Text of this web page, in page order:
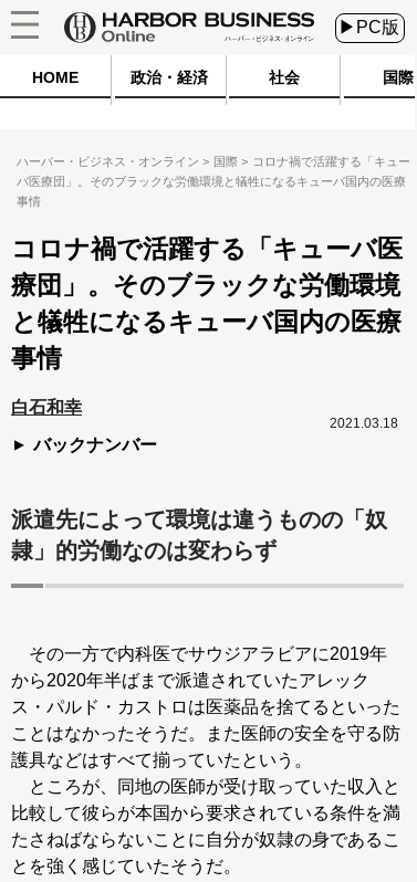
▶PC版
HOME 政治・経済 社会 国際
ハーバー・ビジネス・オンライン 国際
コロナ禍で活躍する「キュー
バ医療団」。そのブラックな労働環境と犠牲になるキューバ国内の医療
事情
コロナ禍で活躍する「キューバ医
療団」。そのブラックな労働環境
と犠牲になるキューバ国内の医療
事情
白石和幸
バックナンバー
2021.03.18
派遣先によって環境は違うものの「奴
隷」的労働なのは変わらず
その一方で内科医でサウジアラビアに2019年
から2020年半ばまで派遣されていたアレック
ス・パルド・カストロは医薬品を捨てるといった
ことはなかったそうだ。また医師の安全を守る防
護具などはすべて揃っていたという。
ところが、同地の医師が受け取っていた収入と
比較して彼らが本国から要求されている条件を満
たさねばならないことに自分が奴隷の身であるこ
とを強く感じていたそうだ。